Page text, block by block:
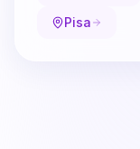
Pisa